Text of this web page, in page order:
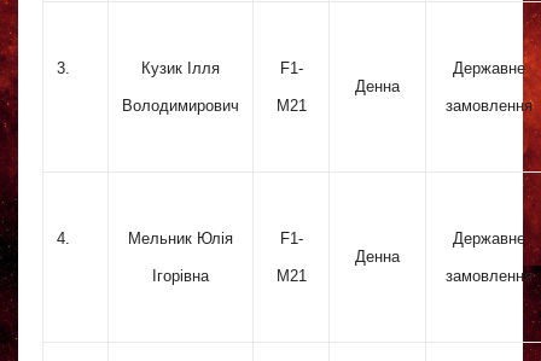
3. Кузик Ілля
Володимирович
F1-
M21
Денна
Державне
замовлення
4. Мельник Юлія
Ігорівна
F1-
M21
Денна
Державне
замовлення